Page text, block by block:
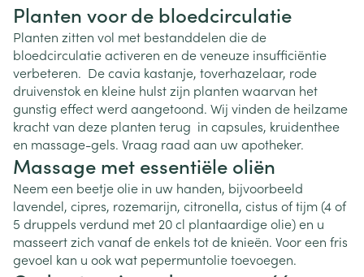
Planten voor de bloedcirculatie
Planten zitten vol met bestanddelen die de
bloedcirculatie activeren en de veneuze insufficiëntie
verbeteren. De cavia kastanje, toverhazelaar, rode
druivenstok en kleine hulst zijn planten waarvan het
gunstig effect werd aangetoond. Wij vinden de heilzame
kracht van deze planten terug in capsules, kruidenthee
en massage-gels. Vraag raad aan uw apotheker.
Massage met essentiële oliën
Neem een beetje olie in uw handen, bijvoorbeeld
lavendel, cipres, rozemarijn, citronella, cistus of tijm (4 of
5 druppels verdund met 20 cl plantaardige olie) en u
masseert zich vanaf de enkels tot de knieën. Voor een fris
gevoel kan u ook wat pepermuntolie toevoegen.